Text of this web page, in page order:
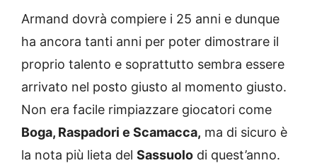
Armand dovrà compiere i 25 anni e dunque
ha ancora tanti anni per poter dimostrare il
proprio talento e soprattutto sembra essere
arrivato nel posto giusto al momento giusto.
Non era facile rimpiazzare giocatori come
Boga, Raspadori e Scamacca, ma di sicuro è
la nota più lieta del Sassuolo di quest’anno.